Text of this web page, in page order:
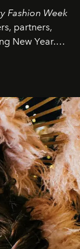
Fashion Week
partners,
New Year.
and new